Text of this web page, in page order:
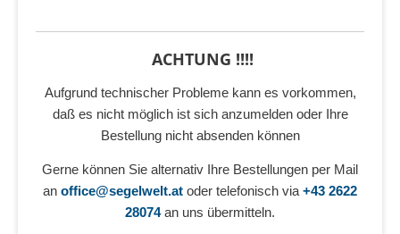
ACHTUNG !!!!
Aufgrund technischer Probleme kann es vorkommen,
daß es nicht möglich ist sich anzumelden oder Ihre
Bestellung nicht absenden können
Gerne können Sie alternativ Ihre Bestellungen per Mail
an office@segelwelt.at oder telefonisch via +43 2622
28074an uns übermitteln.